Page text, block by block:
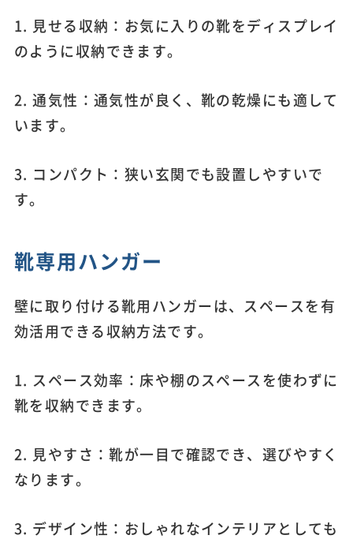
1. 見せる収納：お気に入りの靴をディスプレイ
のように収納できます。
2. 通気性：通気性が良く、靴の乾燥にも適して
います。
3. コンパクト：狭い玄関でも設置しやすいで
す。
靴専用ハンガー
壁に取り付ける靴用ハンガーは、スペースを有
効活用できる収納方法です。
1. スペース効率：床や棚のスペースを使わずに
靴を収納できます。
2. 見やすさ：靴が一目で確認でき、選びやすく
なります。
3. デザイン性：おしゃれなインテリアとしても